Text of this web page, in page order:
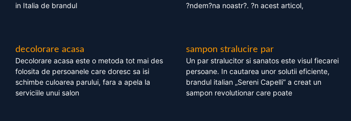
in Italia de brandul
?ndem?na noastr?. ?n acest articol,
decolorare acasa
Decolorare acasa este o metoda tot mai des
folosita de persoanele care doresc sa isi
schimbe culoarea parului, fara a apela la
serviciile unui salon
sampon stralucire par
Un par stralucitor si sanatos este visul fiecarei
persoane. In cautarea unor solutii eficiente,
brandul italian „Sereni Capelli” a creat un
sampon revolutionar care poate